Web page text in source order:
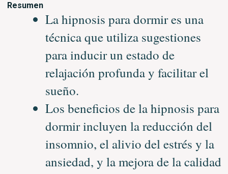
Resumen
La hipnosis para dormir es una
técnica que utiliza sugestiones
para inducir un estado de
relajación profunda y facilitar el
sueño.
Los beneficios de la hipnosis para
dormir incluyen la reducción del
insomnio, el alivio del estrés y la
ansiedad, y la mejora de la calidad